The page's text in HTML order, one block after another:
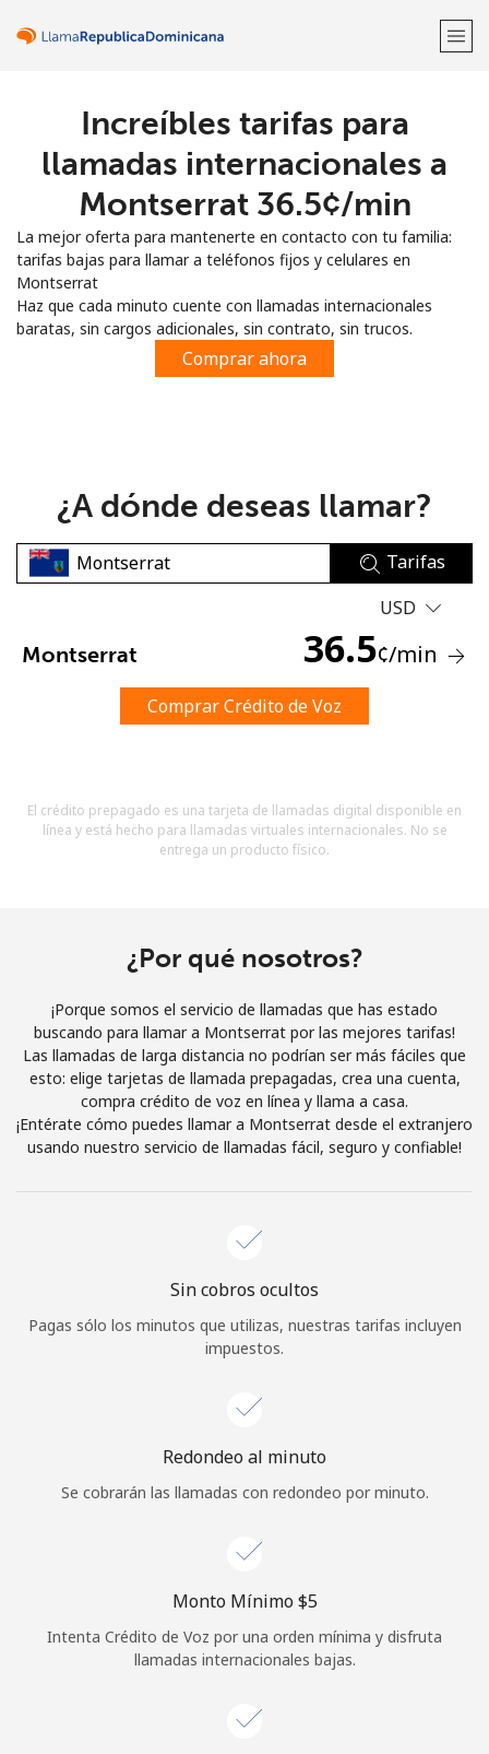
¡Bienvenido!
Regístrate con
o
No se ha creado una contraseña
Mínimo 8 caracteres
Una letra mayúscula y una minúscula
estosTérminos y condiciones.
Únete
Iniciar Sesión
o
Continuar con
Increíbles tarifas para
llamadas internacionales a
Montserrat ⁦36.5¢⁩/min
La mejor oferta para mantenerte en contacto con tu familia:
tarifas bajas para llamar a teléfonos fijos y celulares en
Montserrat
Haz que cada minuto cuente con llamadas internacionales
baratas, sin cargos adicionales, sin contrato, sin trucos.
Comprar ahora
¿A dónde deseas llamar?
Tarifas
USD
Montserrat 36.5¢/min
Comprar Crédito de Voz
El crédito prepagado es una tarjeta de llamadas digital disponible en
línea y está hecho para llamadas virtuales internacionales. No se
entrega un producto físico.
¿Por qué nosotros?
¡Porque somos el servicio de llamadas que has estado
buscando para llamar a Montserrat por las mejores tarifas!
Las llamadas de larga distancia no podrían ser más fáciles que
esto: elige tarjetas de llamada prepagadas, crea una cuenta,
compra crédito de voz en línea y llama a casa.
¡Entérate cómo puedes llamar a Montserrat desde el extranjero
usando nuestro servicio de llamadas fácil, seguro y confiable!
Sin cobros ocultos
Pagas sólo los minutos que utilizas, nuestras tarifas incluyen
impuestos.
Redondeo al minuto
Se cobrarán las llamadas con redondeo por minuto.
Monto Mínimo ⁦$5⁩
Intenta Crédito de Voz por una orden mínima y disfruta
llamadas internacionales bajas.